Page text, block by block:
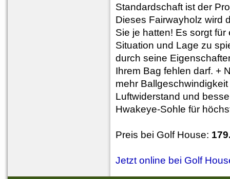
Standardschaft ist der
Dieses Fairwayholz wird
Sie je hatten! Es sorgt
Situation und Lage zu
durch seine
Ihrem Bag fehlen darf. +
mehr
Luftwiderstand und
Hwakeye-Sohle für
Preis bei Golf House:
Jetzt online bei Golf